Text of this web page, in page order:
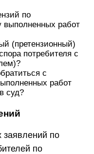
по
выполненных работ
(претензионный)
потребителя с
с
работ
суд?
по
по